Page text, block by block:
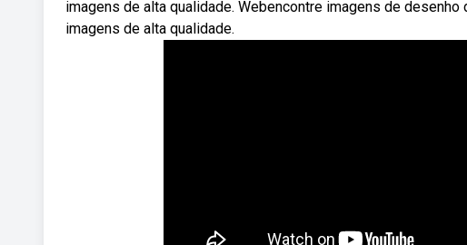
imagens de alta qualidade. Webencontre imagens de
imagens de alta qualidade.